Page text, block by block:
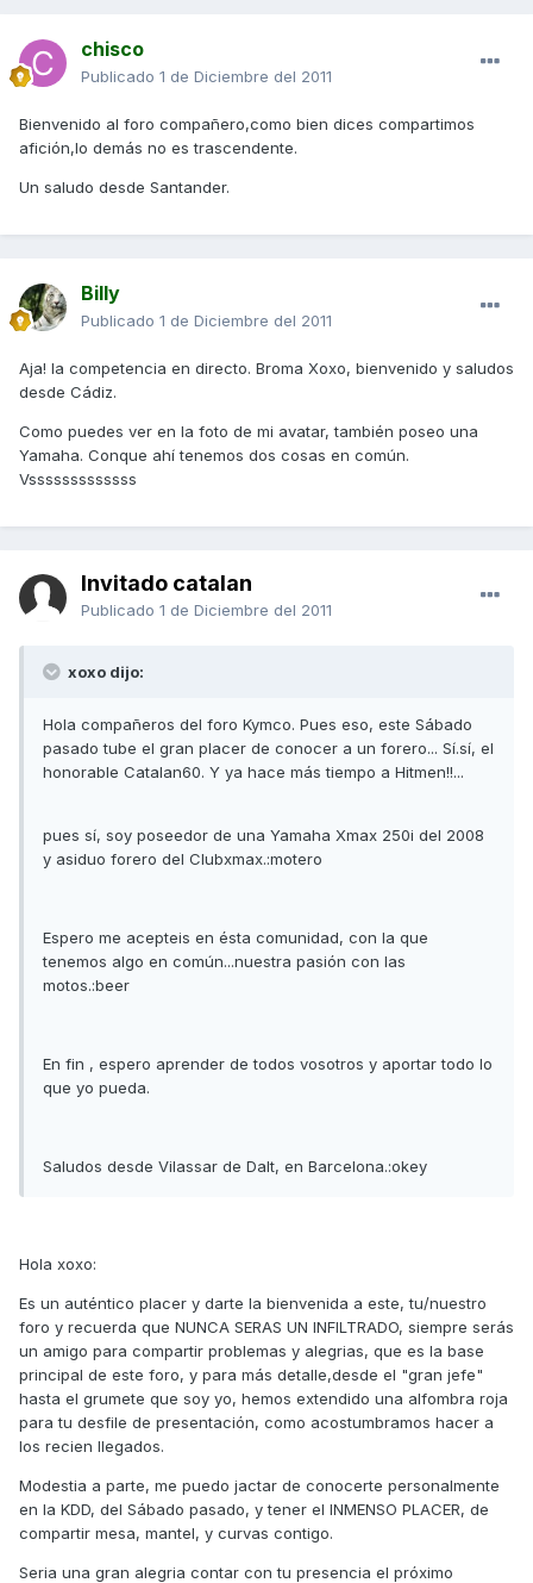
chisco
Publicado 1 de Diciembre del 2011
Bienvenido al foro compañero,como bien dices compartimos
afición,lo demás no es trascendente.
Un saludo desde Santander.
Billy
Publicado 1 de Diciembre del 2011
Aja! la competencia en directo. Broma Xoxo, bienvenido y saludos
desde Cádiz.
Como puedes ver en la foto de mi avatar, también poseo una
Yamaha. Conque ahí tenemos dos cosas en común.
Vsssssssssssss
Invitado catalan
Publicado 1 de Diciembre del 2011
xoxo dijo:
Hola compañeros del foro Kymco. Pues eso, este Sábado
pasado tube el gran placer de conocer a un forero... Sí.sí, el
honorable Catalan60. Y ya hace más tiempo a Hitmen!!...
pues sí, soy poseedor de una Yamaha Xmax 250i del 2008
y asiduo forero del Clubxmax.:motero
Espero me acepteis en ésta comunidad, con la que
tenemos algo en común...nuestra pasión con las
motos.:beer
En fin , espero aprender de todos vosotros y aportar todo lo
que yo pueda.
Saludos desde Vilassar de Dalt, en Barcelona.:okey
Hola xoxo:
Es un auténtico placer y darte la bienvenida a este, tu/nuestro
foro y recuerda que NUNCA SERAS UN INFILTRADO, siempre serás
un amigo para compartir problemas y alegrias, que es la base
principal de este foro, y para más detalle,desde el "gran jefe"
hasta el grumete que soy yo, hemos extendido una alfombra roja
para tu desfile de presentación, como acostumbramos hacer a
los recien llegados.
Modestia a parte, me puedo jactar de conocerte personalmente
en la KDD, del Sábado pasado, y tener el INMENSO PLACER, de
compartir mesa, mantel, y curvas contigo.
Seria una gran alegria contar con tu presencia el próximo